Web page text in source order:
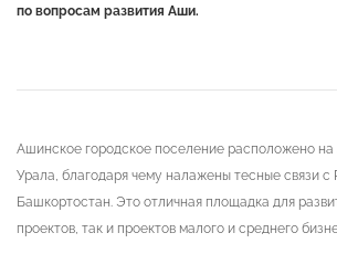
по вопросам развития Аши.
Ашинское городское поселение расположено
Урала, благодаря чему налажены тесные связи с
Башкортостан. Это отличная площадка для
проектов, так и проектов малого и среднего